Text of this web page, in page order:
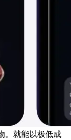
。就能以极低成